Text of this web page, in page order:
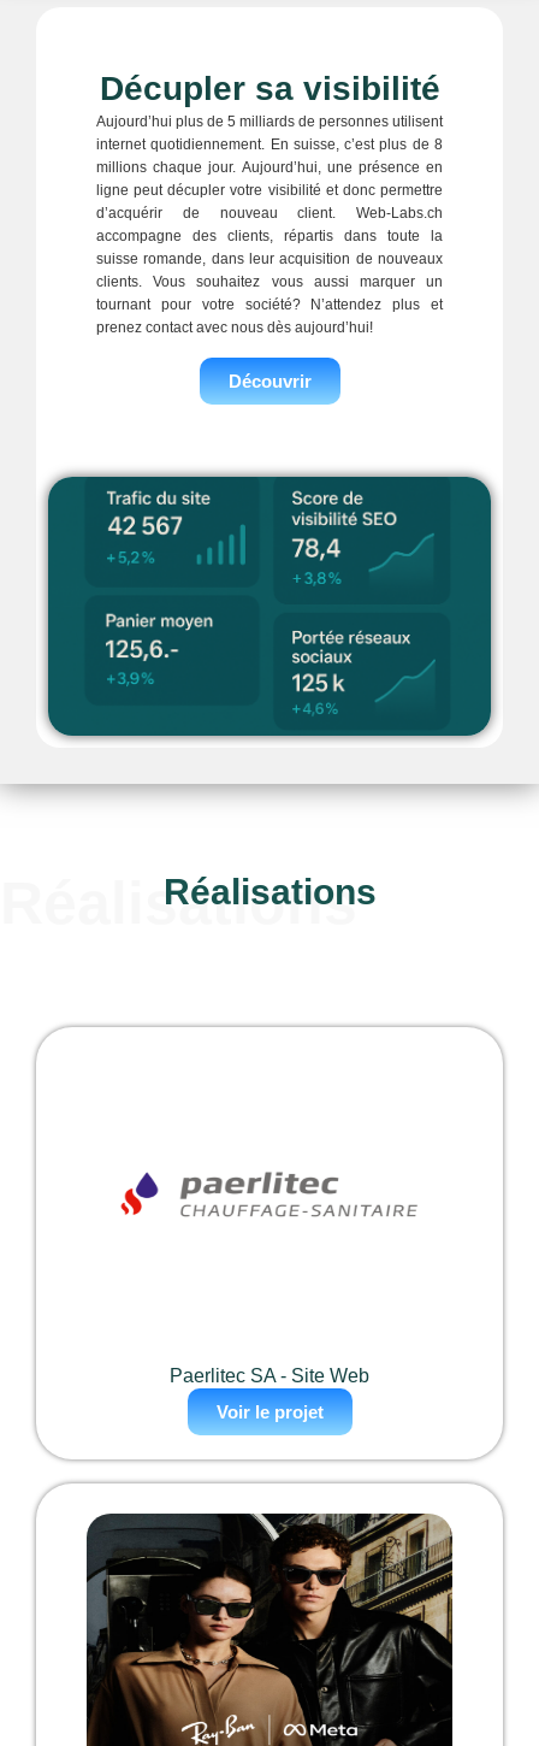
Décupler sa visibilité
Aujourd’hui plus de 5 milliards de personnes utilisent
internet quotidiennement. En suisse, c’est plus de 8
millions chaque jour. Aujourd’hui, une présence en
ligne peut décupler votre visibilité et donc permettre
d’acquérir de nouveau client. Web-Labs.ch
accompagne des clients, répartis dans toute la
suisse romande, dans leur acquisition de nouveaux
clients. Vous souhaitez vous aussi marquer un
tournant pour votre société? N’attendez plus et
prenez contact avec nous dès aujourd’hui!
Découvrir
Réalisations
Réalisations
Paerlitec SA - Site Web
Voir le projet